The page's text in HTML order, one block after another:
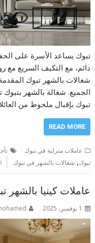
تبوك يساعد الأسرة على
دائم، مع التكيف السريع مع
شغالات بالشهر تبوك
الجميع. شغالة بالشهر
تبوك بإقبال ملحوظ من
READ MORE
عاملات منزلية في تبوك
تبوك, شغالات بالشهر في تبوك
عاملات كينيا بالشهر تبوك
1 نوفمبر، 2025